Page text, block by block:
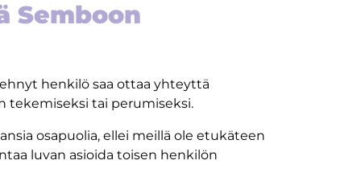
Semboon
henkilö saa ottaa yhteyttä
tekemiseksi tai perumiseksi.
osapuolia, ellei meillä ole etukäteen
luvan asioida toisen henkilön